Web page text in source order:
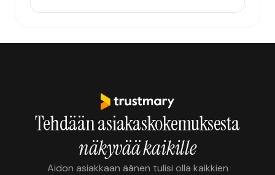
Tehdään asiakaskokemuksesta
näkyvää kaikille
Aidon asiakkaan äänen tulisi olla kaikkien